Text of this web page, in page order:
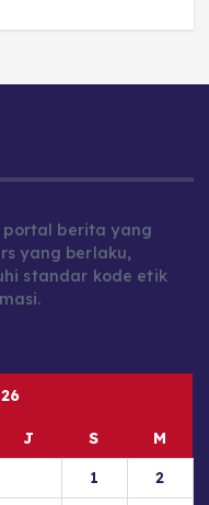
portal berita yang
yang berlaku,
standar kode etik
J S
M
1
2